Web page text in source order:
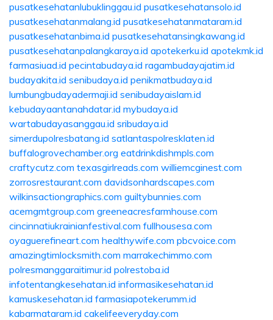
pusatkesehatanlubuklinggau.id pusatkesehatansolo.id
pusatkesehatanmalang.id pusatkesehatanmataram.id
pusatkesehatanbima.id pusatkesehatansingkawang.id
pusatkesehatanpalangkaraya.id apotekerku.id apotekmk.id
farmasiuad.id pecintabudaya.id ragambudayajatim.id
budayakita.id senibudaya.id penikmatbudaya.id
lumbungbudayadermaji.id senibudayaislam.id
kebudayaantanahdatar.id mybudaya.id
wartabudayasanggau.id sribudaya.id
simerdupolresbatang.id satlantaspolresklaten.id
buffalogrovechamber.org eatdrinkdishmpls.com
craftycutz.com texasgirlreads.com williemcginest.com
zorrosrestaurant.com davidsonhardscapes.com
wilkinsactiongraphics.com guiltybunnies.com
acemgmtgroup.com greeneacresfarmhouse.com
cincinnatiukrainianfestival.com fullhousesa.com
oyaguerefineart.com healthywife.com pbcvoice.com
amazingtimlocksmith.com marrakechimmo.com
polresmanggaraitimur.id polrestoba.id
infotentangkesehatan.id informasikesehatan.id
kamuskesehatan.id farmasiapotekerumm.id
kabarmataram.id cakelifeeveryday.com